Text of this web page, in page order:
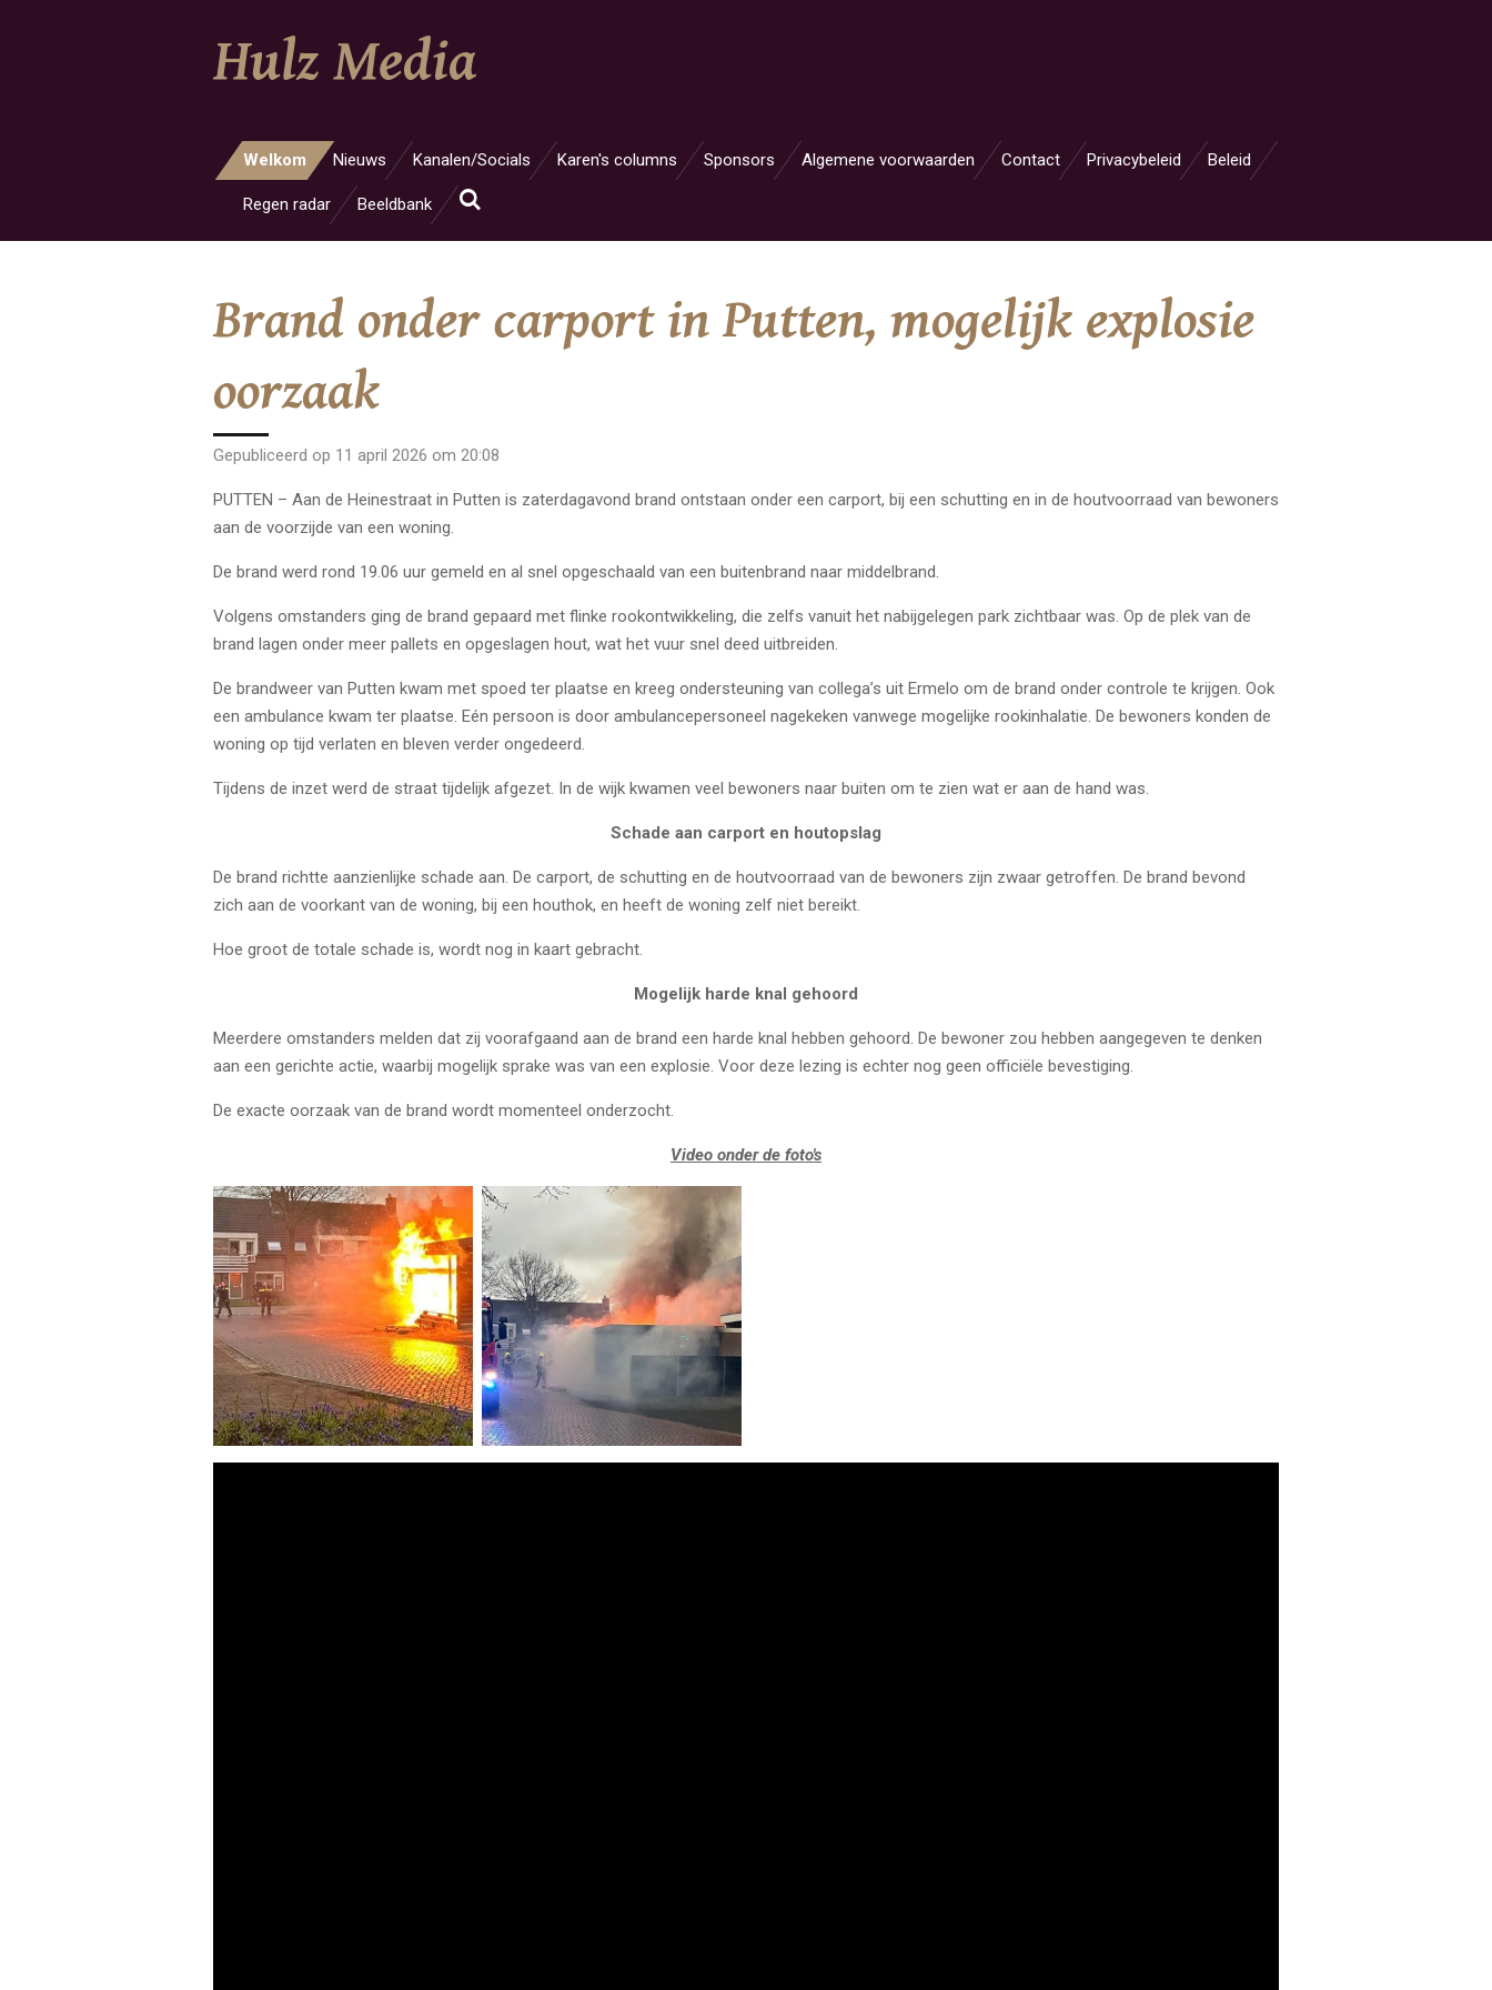
Hulz Media
Welkom Nieuws Kanalen/Socials Karen's columns Sponsors Algemene voorwaarden Contact Privacybeleid Beleid
Regen radar Beeldbank
Brand onder carport in Putten, mogelijk explosie
oorzaak
Gepubliceerd op 11 april 2026 om 20:08
PUTTEN – Aan de Heinestraat in Putten is zaterdagavond brand ontstaan onder een carport, bij een schutting en in de houtvoorraad van bewoners
aan de voorzijde van een woning.
De brand werd rond 19.06 uur gemeld en al snel opgeschaald van een buitenbrand naar middelbrand.
Volgens omstanders ging de brand gepaard met flinke rookontwikkeling, die zelfs vanuit het nabijgelegen park zichtbaar was. Op de plek van de
brand lagen onder meer pallets en opgeslagen hout, wat het vuur snel deed uitbreiden.
De brandweer van Putten kwam met spoed ter plaatse en kreeg ondersteuning van collega’s uit Ermelo om de brand onder controle te krijgen. Ook
een ambulance kwam ter plaatse. Eén persoon is door ambulancepersoneel nagekeken vanwege mogelijke rookinhalatie. De bewoners konden de
woning op tijd verlaten en bleven verder ongedeerd.
Tijdens de inzet werd de straat tijdelijk afgezet. In de wijk kwamen veel bewoners naar buiten om te zien wat er aan de hand was.
Schade aan carport en houtopslag
De brand richtte aanzienlijke schade aan. De carport, de schutting en de houtvoorraad van de bewoners zijn zwaar getroffen. De brand bevond
zich aan de voorkant van de woning, bij een houthok, en heeft de woning zelf niet bereikt.
Hoe groot de totale schade is, wordt nog in kaart gebracht.
Mogelijk harde knal gehoord
Meerdere omstanders melden dat zij voorafgaand aan de brand een harde knal hebben gehoord. De bewoner zou hebben aangegeven te denken
aan een gerichte actie, waarbij mogelijk sprake was van een explosie. Voor deze lezing is echter nog geen officiële bevestiging.
De exacte oorzaak van de brand wordt momenteel onderzocht.
Video onder de foto's